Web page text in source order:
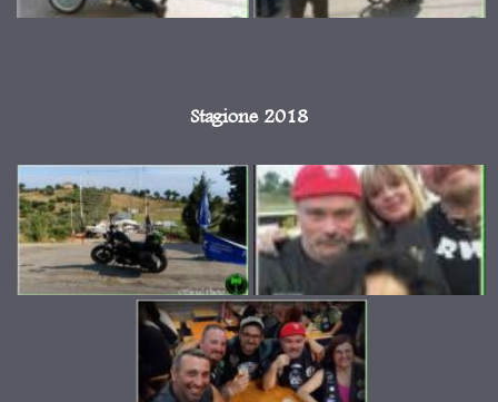
Stagione 2018